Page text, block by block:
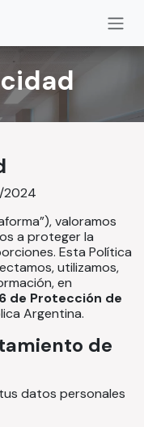
2024
valoramos
a proteger la
Esta Política
utilizamos,
en
de Protección de
Argentina.
de
datos personales